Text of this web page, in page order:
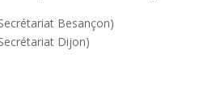
Besançon)
Dijon)